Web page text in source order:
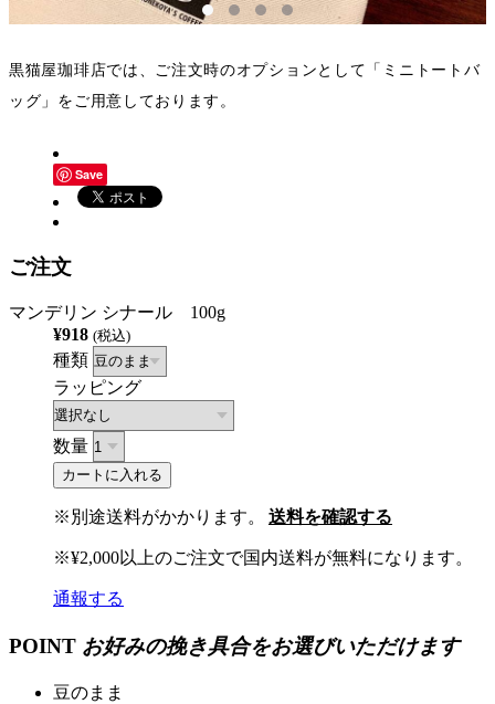
黒猫屋珈琲店では、ご注文時のオプションとして「ミニトートバ
ッグ」をご用意しております。
Save
ご注文
マンデリン シナール 100g
¥918 (税込)
種類
ラッピング
数量
カートに入れる
※別途送料がかかります。 送料を確認する
※¥2,000以上のご注文で国内送料が無料になります。
通報する
POINT お好みの挽き具合をお選びいただけます
豆のまま